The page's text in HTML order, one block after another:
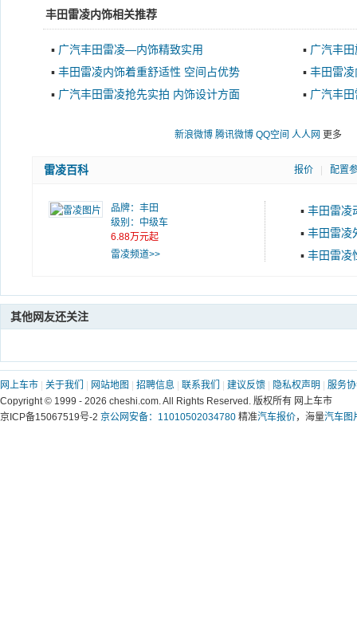
丰田雷凌内饰相关推荐
▪ 广汽丰田雷凌—内饰精致实用 ▪ 广汽丰
▪ 丰田雷凌内饰着重舒适性 空间占优势 ▪ 丰田雷
▪ 广汽丰田雷凌抢先实拍 内饰设计方面 ▪ 广汽丰
新浪微博 腾讯微博 QQ空间 人人网 更多
报价 配置
雷凌百科
品牌： 丰田
级别：中级车
6.88万元起
雷凌频道>>
▪ 丰田雷凌
▪ 丰田雷凌
▪ 丰田雷凌
其他网友还关注
网上车市 关于我们 网站地图 招聘信息 联系我们 建议反馈 隐私权声明
服务
Copyright © 1999 - 2026 cheshi.com. All Rights Reserved. 版权所有 网上车市
京ICP备15067519号-2 京公网安备：11010502034780 精准汽车报价，海量汽车图